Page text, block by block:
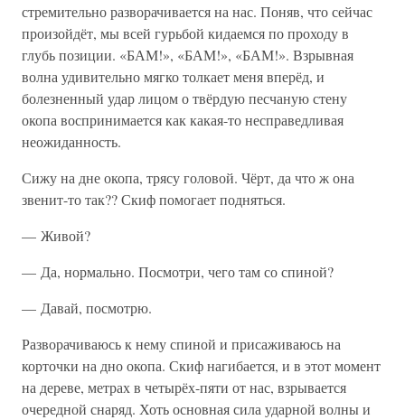
стремительно разворачивается на нас. Поняв, что сейчас
произойдёт, мы всей гурьбой кидаемся по проходу в
глубь позиции. «БАМ!», «БАМ!», «БАМ!». Взрывная
волна удивительно мягко толкает меня вперёд, и
болезненный удар лицом о твёрдую песчаную стену
окопа воспринимается как какая-то несправедливая
неожиданность.
Сижу на дне окопа, трясу головой. Чёрт, да что ж она
звенит-то так?? Скиф помогает подняться.
— Живой?
— Да, нормально. Посмотри, чего там со спиной?
— Давай, посмотрю.
Разворачиваюсь к нему спиной и присаживаюсь на
корточки на дно окопа. Скиф нагибается, и в этот момент
на дереве, метрах в четырёх-пяти от нас, взрывается
очередной снаряд. Хоть основная сила ударной волны и